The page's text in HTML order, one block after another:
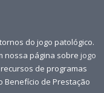
do jogo patológico.
nossa página sobre jogo
de programas
Benefício de Prestação